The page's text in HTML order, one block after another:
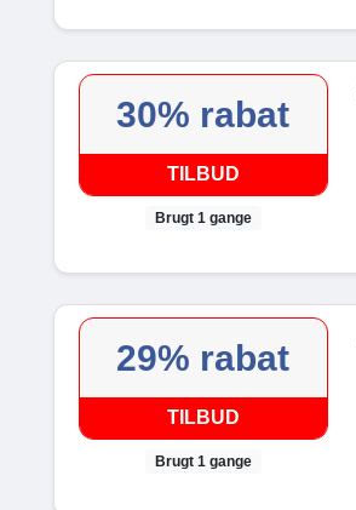
30% rabat
TILBUD
Brugt 1 gange
29% rabat
TILBUD
Brugt 1 gange